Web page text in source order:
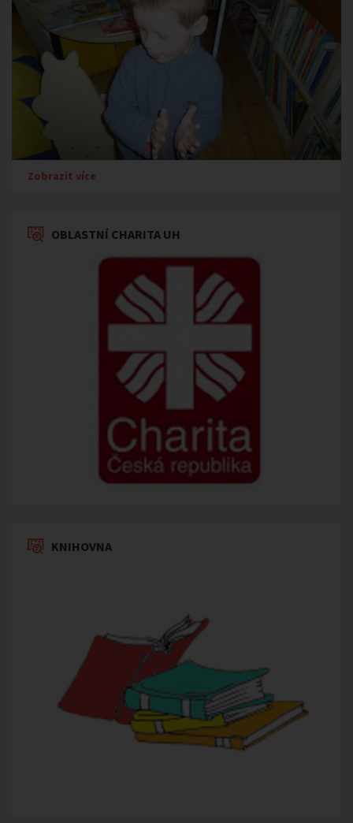
Zobrazit více
OBLASTNÍ CHARITA UH
KNIHOVNA